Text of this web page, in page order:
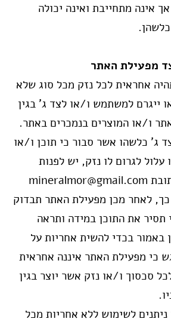
אינה מתחייבת ואינה יכולה
מפעילת האתר
אחראית לכל נזק מכל סוג שלא
ייגרם למשתמש ו/או לצד ג’ בגין
ו/או המוצרים בנמכרים באתר.
ג’ כלשהו אשר סבור כי תוכן ו/או
עלול לגרום לו נזק, יש לפנות
למפעילת האתר בכתובת mineralmor@gmail.com
כך, לאחר מכן מפעילת האתר תבדוק
תסיר את התוכן במידה ותראה
באמור בכדי להשית אחריות על
כי מפעילת האתר איננה אחראית
סכסוך ו/או נזק אשר יוצר בגין
לשימוש ללא אחריות מכל